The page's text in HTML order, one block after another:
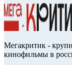
Мегакритик -
кинофильмы в